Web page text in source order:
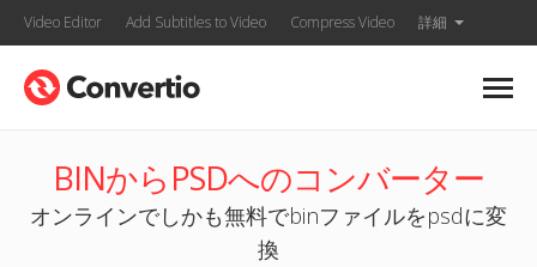
Video Editor Add Subtitles to Video Compress Video 詳細
BINからPSDへのコンバーター
オンラインでしかも無料でbinファイルをpsdに変
換